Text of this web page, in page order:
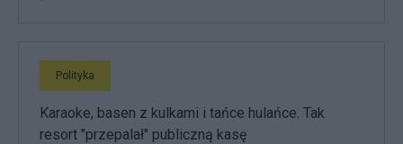
Polityka
Karaoke, basen z kulkami i tańce hulańce. Tak
resort "przepalał" publiczną kasę